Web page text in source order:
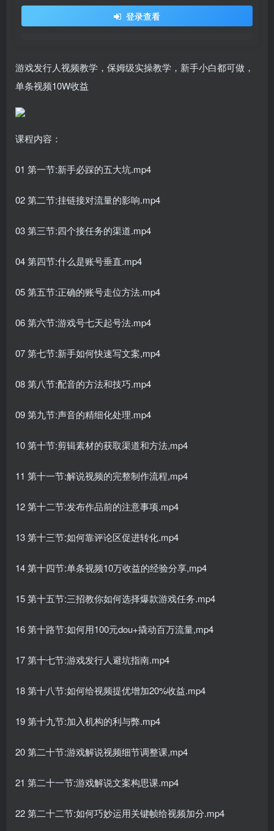
登录查看
游戏发行人视频教学，保姆级实操教学，新手小白都可做，
单条视频10W收益
课程内容：
01 第一节:新手必踩的五大坑.mp4
02 第二节:挂链接对流量的影响.mp4
03 第三节:四个接任务的渠道.mp4
04 第四节:什么是账号垂直.mp4
05 第五节:正确的账号走位方法.mp4
06 第六节:游戏号七天起号法.mp4
07 第七节:新手如何快速写文案,mp4
08 第八节:配音的方法和技巧.mp4
09 第九节:声音的精细化处理.mp4
10 第十节:剪辑素材的获取渠道和方法,mp4
11 第十一节:解说视频的完整制作流程,mp4
12 第十二节:发布作品前的注意事项.mp4
13 第十三节:如何靠评论区促进转化.mp4
14 第十四节:单条视频10万收益的经验分享,mp4
15 第十五节:三招教你如何选择爆款游戏任务.mp4
16 第十路节:如何用100元dou+撬动百万流量,mp4
17 第十七节:游戏发行人避坑指南.mp4
18 第十八节:如何给视频提优增加20%收益.mp4
19 第十九节:加入机构的利与弊.mp4
20 第二十节:游戏解说视频细节调整课,mp4
21 第二十一节:游戏解说文案构思课.mp4
22 第二十二节:如何巧妙运用关键帧给视频加分.mp4